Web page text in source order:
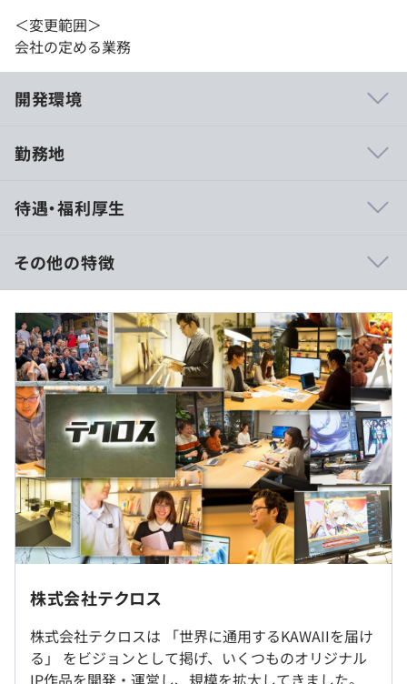
＜変更範囲＞
会社の定める業務
開発環境
ドの最前線で活躍できる
る
・新しい技術を積極的に取り入れ、チャレンジする環境
◆オリジナルIP紹介
・神姫PROJECT（累計登録者数：760万人以上）
https://kamihime.net/
・あやかしランブル！（累計登録者数：250万人以上）
https://ayarabu.jp/
・れじぇくろ！（累計登録者数：200万人以上）
https://www.legend-clover.net/
◆全社163名（2025年11月時点）
うち9割のメンバーが開発拠点である京都オフィスにて、
ゲーム制作を担当しています。
勤務地
転勤はありません。
＜雇入時＞
京都オフィス
待遇・福利厚生
■賃金形態：月給制
■賃金の決定方法：当社規定により決定
■月給：月給 35万円 〜 65万円（固定残業代30時間を含
む）
■基本給：約 28万～ 52万円
■固定残業：約 6万～ 12万円
※経験・能力を考慮の上、当社規定により決定いたしま
す。
（※ 想定年収は年収提示額を保証するものではありません）
・時差出勤制 (始業 8:00～11:00から任意)
・実働8時間
その他の特徴
株式会社テクロス
株式会社テクロスは 「世界に通用するKAWAIIを届け
る」 をビジョンとして掲げ、いくつものオリジナル
IP作品を開発・運営し、規模を拡大してきました。